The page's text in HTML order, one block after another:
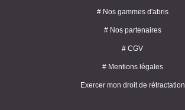
# Nos gammes d'abris
# Nos partenaires
# CGV
# Mentions légales
Exercer mon droit de rétractation